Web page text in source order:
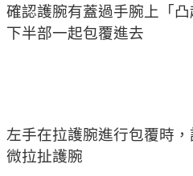
確認護腕有蓋過手腕上「
下半部一起包覆進去
左手在拉護腕進行包覆時
微拉扯護腕